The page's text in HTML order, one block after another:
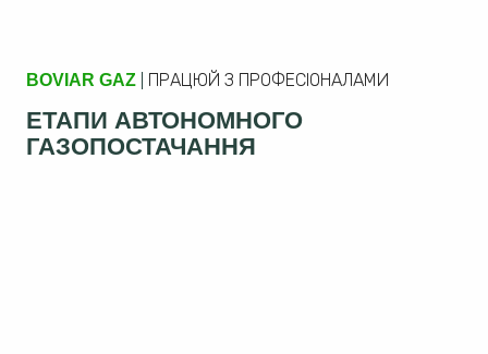
BOVIAR GAZ ПРАЦЮЙ З ПРОФЕСІОНАЛАМИ
ЕТАПИ АВТОНОМНОГО
ГАЗОПОСТАЧАННЯ